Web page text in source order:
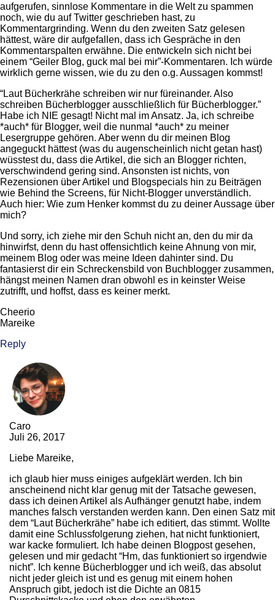
aufgerufen, sinnlose Kommentare in die Welt zu spammen
noch, wie du auf Twitter geschrieben hast, zu
Kommentargrinding. Wenn du den zweiten Satz gelesen
hättest, wäre dir aufgefallen, dass ich Gespräche in den
Kommentarspalten erwähne. Die entwickeln sich nicht bei
einem “Geiler Blog, guck mal bei mir”-Kommentaren. Ich würde
wirklich gerne wissen, wie du zu den o.g. Aussagen kommst!
“Laut Bücherkrähe schreiben wir nur füreinander. Also
schreiben Bücherblogger ausschließlich für Bücherblogger.”
Habe ich NIE gesagt! Nicht mal im Ansatz. Ja, ich schreibe
*auch* für Blogger, weil die nunmal *auch* zu meiner
Lesergruppe gehören. Aber wenn du dir meinen Blog
angeguckt hättest (was du augenscheinlich nicht getan hast)
wüsstest du, dass die Artikel, die sich an Blogger richten,
verschwindend gering sind. Ansonsten ist nichts, von
Rezensionen über Artikel und Blogspecials hin zu Beiträgen
wie Behind the Screens, für Nicht-Blogger unverständlich.
Auch hier: Wie zum Henker kommst du zu deiner Aussage über
mich?
Und sorry, ich ziehe mir den Schuh nicht an, den du mir da
hinwirfst, denn du hast offensichtlich keine Ahnung von mir,
meinem Blog oder was meine Ideen dahinter sind. Du
fantasierst dir ein Schreckensbild von Buchblogger zusammen,
hängst meinen Namen dran obwohl es in keinster Weise
zutrifft, und hoffst, dass es keiner merkt.
Cheerio
Mareike
Reply
Caro
Juli 26, 2017
Liebe Mareike,
ich glaub hier muss einiges aufgeklärt werden. Ich bin
anscheinend nicht klar genug mit der Tatsache gewesen,
dass ich deinen Artikel als Aufhänger genutzt habe, indem
manches falsch verstanden werden kann. Den einen Satz mit
dem “Laut Bücherkrähe” habe ich editiert, das stimmt. Wollte
damit eine Schlussfolgerung ziehen, hat nicht funktioniert,
war kacke formuliert. Ich habe deinen Blogpost gesehen,
gelesen und mir gedacht “Hm, das funktioniert so irgendwie
nicht”. Ich kenne Bücherblogger und ich weiß, das absolut
nicht jeder gleich ist und es genug mit einem hohen
Anspruch gibt, jedoch ist die Dichte an 0815